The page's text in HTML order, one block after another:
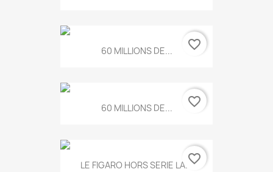
60 MILLIONS DE... favorite_border
60 MILLIONS DE... favorite_border
LE FIGARO HORS SERIE LA...favorite_border